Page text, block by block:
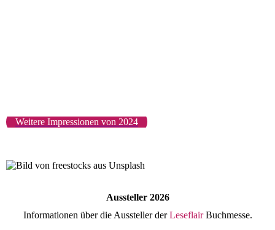
Weitere Impressionen von 2024
Aussteller 2026
Informationen über die Aussteller derLeseflairBuchmesse.